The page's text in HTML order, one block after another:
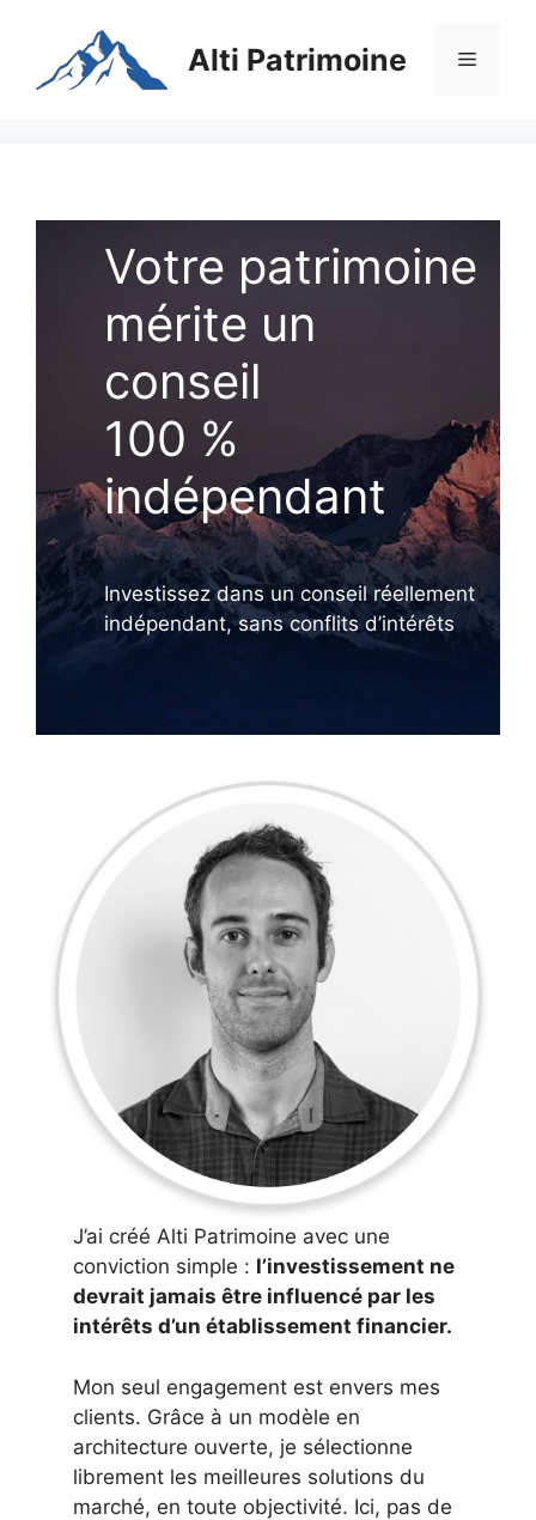
contenu
Alti Patrimoine Menu
Votre patrimoine
mérite un
conseil
100 %
indépendant
Investissez dans un conseil réellement
indépendant, sans conflits d’intérêts
J’ai créé Alti Patrimoine avec une
conviction simple : l’investissement ne
devrait jamais être influencé par les
intérêts d’un établissement financier.
Mon seul engagement est envers mes
clients. Grâce à un modèle en
architecture ouverte, je sélectionne
librement les meilleures solutions du
marché, en toute objectivité. Ici, pas de